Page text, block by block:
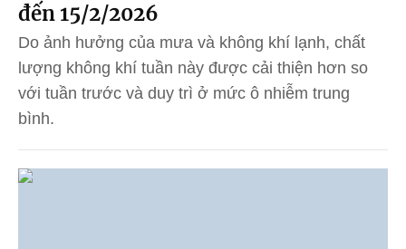
đến 15/2/2026
Do ảnh hưởng của mưa và không khí lạnh, chất
lượng không khí tuần này được cải thiện hơn so
với tuần trước và duy trì ở mức ô nhiễm trung
bình.